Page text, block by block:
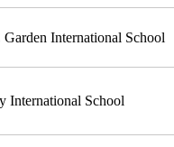
International School
International School